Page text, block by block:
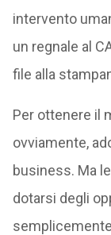
intervento
un regnale al
file alla
Per ottenere il
ovviamente,
business. Ma
dotarsi degli